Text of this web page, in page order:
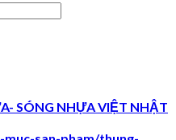
SÓNG NHỰA VIỆT NHẬT